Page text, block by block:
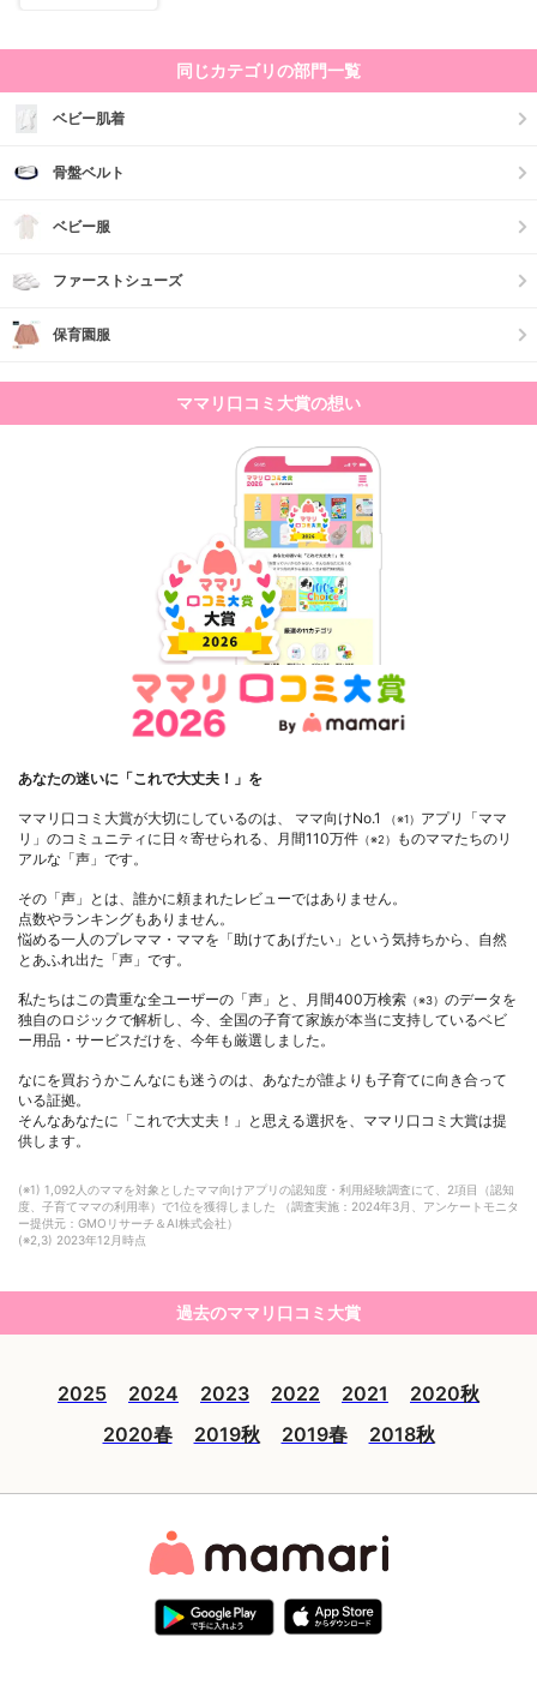
同じカテゴリの部門一覧
ベビー肌着
骨盤ベルト
ベビー服
ファーストシューズ
保育園服
ママリ口コミ大賞の想い
あなたの迷いに「これで大丈夫！」を
ママリ口コミ大賞が大切にしているのは、 ママ向けNo.1 （※1） アプリ「ママ
リ」のコミュニティに日々寄せられる、月間110万件 （※2）
ものママたちのリ
アルな「声」です。
その「声」とは、誰かに頼まれたレビューではありません。
点数やランキングもありません。
悩める一人のプレママ・ママを「助けてあげたい」という気持ちから、自然
とあふれ出た「声」です。
私たちはこの貴重な全ユーザーの「声」と、月間400万検索 （※3） のデータを
独自のロジックで解析し、今、全国の子育て家族が本当に支持しているベビ
ー用品・サービスだけを、今年も厳選しました。
なにを買おうかこんなにも迷うのは、あなたが誰よりも子育てに向き合って
いる証拠。
そんなあなたに「これで大丈夫！」と思える選択を、ママリ口コミ大賞は提
供します。
(※1) 1,092人のママを対象としたママ向けアプリの認知度・利用経験調査にて、2項目（認知
度、子育てママの利用率）で1位を獲得しました （調査実施：2024年3月、アンケートモニタ
ー提供元：GMOリサーチ＆AI株式会社）
(※2,3) 2023年12月時点
過去のママリ口コミ大賞
2025 2024 2023 2022 2021
2020秋
2020春
2019秋 2019春 2018秋